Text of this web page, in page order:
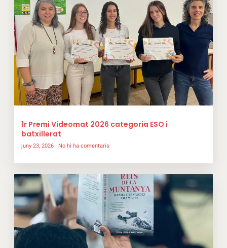
1r Premi Videomat 2026 categoria ESO i
batxillerat
juny 23, 2026 No hi ha comentaris